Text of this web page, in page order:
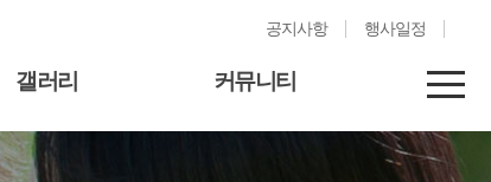
공지사항 행사일정
갤러리 커뮤니티